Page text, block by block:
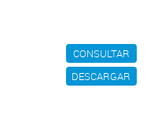
CONSULTAR
DESCARGAR